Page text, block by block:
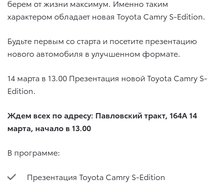
берем от жизни максимум. Именно таким
характером обладает новая Toyota Camry S-Edition.
Будьте первым со старта и посетите презентацию
нового автомобиля в улучшенном формате.
14 марта в 13.00 Презентация новой Toyota Camry S-
Edition.
Ждем всех по адресу: Павловский тракт, 164А 14
марта, начало в 13.00
В программе:
Презентация Toyota Camry S-Edition